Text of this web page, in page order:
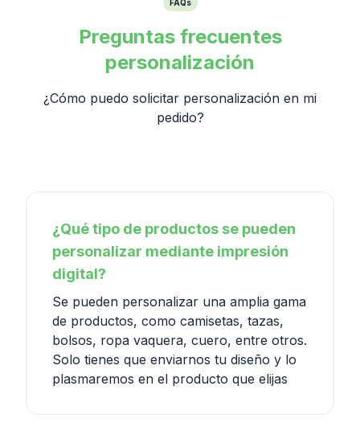
FAQs
Preguntas frecuentes
personalización
¿Cómo puedo solicitar personalización en mi
pedido?
¿Qué tipo de productos se pueden
personalizar mediante impresión
digital?
Se pueden personalizar una amplia gama
de productos, como camisetas, tazas,
bolsos, ropa vaquera, cuero, entre otros.
Solo tienes que enviarnos tu diseño y lo
plasmaremos en el producto que elijas